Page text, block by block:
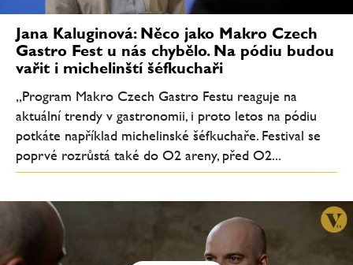
Jana Kaluginová: Něco jako Makro Czech
Gastro Fest u nás chybělo. Na pódiu budou
vařit i michelinští šéfkuchaři
„Program Makro Czech Gastro Festu reaguje na
aktuální trendy v gastronomii, i proto letos na pódiu
potkáte například michelinské šéfkuchaře. Festival se
poprvé rozrůstá také do O2 areny, před O2...